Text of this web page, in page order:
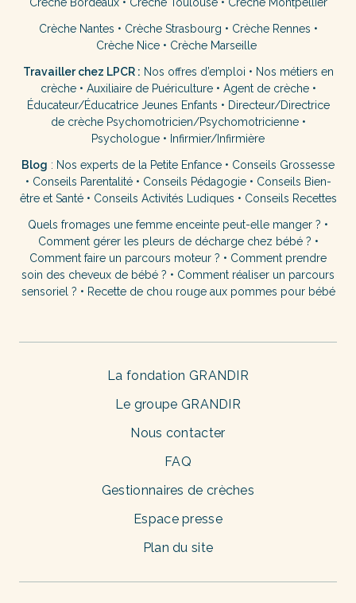
Crèche Nantes • Crèche Strasbourg • Crèche Rennes •
Crèche Nice • Crèche Marseille
Travailler chez LPCR : Nos offres d’emploi • Nos métiers en
crèche• Auxiliaire de Puériculture• Agent de crèche•
Éducateur/Éducatrice Jeunes Enfants • Directeur/Directrice
de crèche Psychomotricien/Psychomotricienne•
Psychologue • Infirmier/Infirmière
Blog : Nos experts de la Petite Enfance • Conseils Grossesse
• Conseils Parentalité• Conseils Pédagogie• Conseils Bien-
être et Santé• Conseils Activités Ludiques • Conseils Recettes
Quels fromages une femme enceinte peut-elle manger ? •
Comment gérer les pleurs de décharge chez bébé ? •
Comment faire un parcours moteur ? • Comment prendre
soin des cheveux de bébé ? • Comment réaliser un parcours
sensoriel ? • Recette de chou rouge aux pommes pour bébé
La fondation GRANDIR
Le groupe GRANDIR
Nous contacter
FAQ
Gestionnaires de crèches
Espace presse
Plan du site